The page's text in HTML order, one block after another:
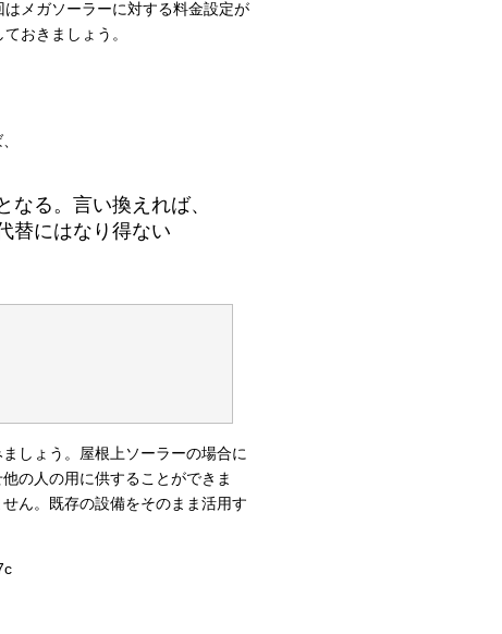
メガソーラーに対する料金設定が
おきましょう。
る。言い換えれば、
替にはなり得ない
しょう。屋根上ソーラーの場合に
の人の用に供することができま
ん。既存の設備をそのまま活用す